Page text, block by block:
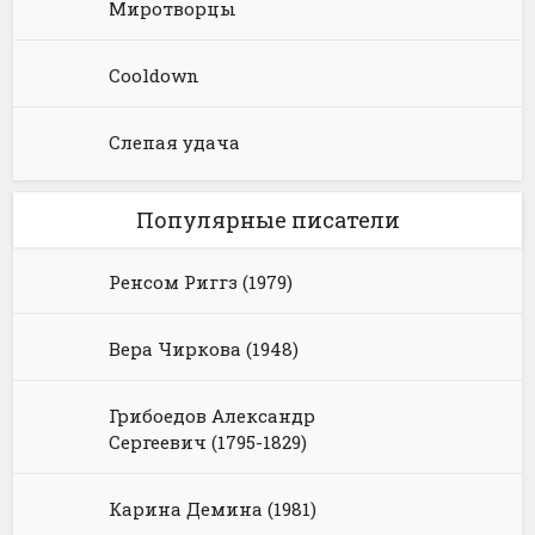
Миротворцы
Cooldown
Слепая удача
Популярные писатели
Ренсом Риггз (1979)
Вера Чиркова (1948)
Грибоедов Александр
Сергеевич (1795-1829)
Карина Демина (1981)